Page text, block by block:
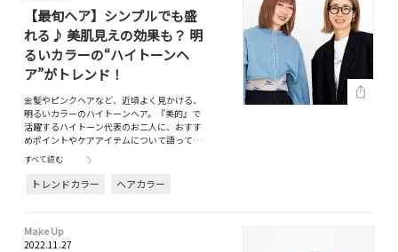
【最旬ヘア】シンプルでも盛
れる♪ 美肌見えの効果も？ 明
るいカラーの“ハイトーンヘ
ア”がトレンド！
金髪やピンクヘアなど、近頃よく見かける、
明るいカラーのハイトーンヘア。『美的』で
活躍するハイトーン代表のお二人に、おすす
めポイントやケアアイテムについて語って…
すべて読む
トレンドカラー ヘアカラー
Make Up
2022.11.27